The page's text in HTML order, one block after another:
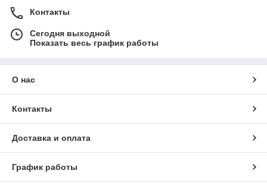
Контакты
Сегодня выходной
Показать весь график работы
О нас
Контакты
Доставка и оплата
График работы